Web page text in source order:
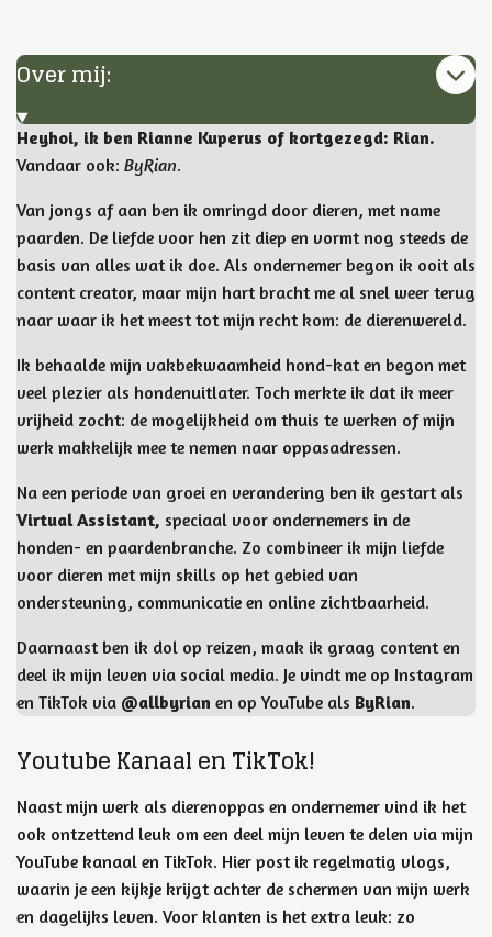
Over mij:
Heyhoi, ik ben Rianne Kuperus of kortgezegd: Rian.
Vandaar ook: ByRian.
Van jongs af aan ben ik omringd door dieren, met name
paarden. De liefde voor hen zit diep en vormt nog steeds de
basis van alles wat ik doe. Als ondernemer begon ik ooit als
content creator, maar mijn hart bracht me al snel weer terug
naar waar ik het meest tot mijn recht kom: de dierenwereld.
Ik behaalde mijn vakbekwaamheid hond-kat en begon met
veel plezier als hondenuitlater. Toch merkte ik dat ik meer
vrijheid zocht: de mogelijkheid om thuis te werken of mijn
werk makkelijk mee te nemen naar oppasadressen.
Na een periode van groei en verandering ben ik gestart als
Virtual Assistant, speciaal voor ondernemers in de
honden- en paardenbranche. Zo combineer ik mijn liefde
voor dieren met mijn skills op het gebied van
ondersteuning, communicatie en online zichtbaarheid.
Daarnaast ben ik dol op reizen, maak ik graag content en
deel ik mijn leven via social media. Je vindt me op Instagram
en TikTok via @allbyrian en op YouTube als ByRian.
Youtube Kanaal en TikTok!
Naast mijn werk als dierenoppas en ondernemer vind ik het
ook ontzettend leuk om een deel mijn leven te delen via mijn
YouTube kanaal en TikTok. Hier post ik regelmatig vlogs,
waarin je een kijkje krijgt achter de schermen van mijn werk
en dagelijks leven. Voor klanten is het extra leuk: zo